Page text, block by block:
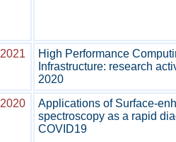
2021
High Performance
Infrastructure: research
2020
2020
Applications of Surface-
spectroscopy as a rapid
COVID19